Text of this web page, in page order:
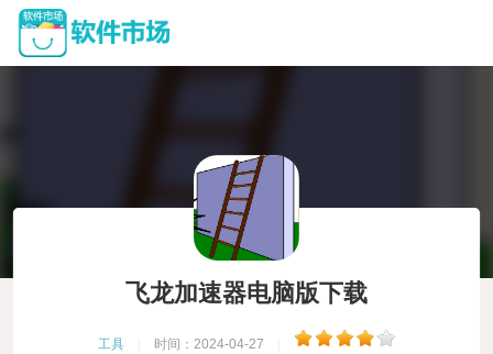
飞龙加速器电脑版下载
工具 时间：2024-04-27